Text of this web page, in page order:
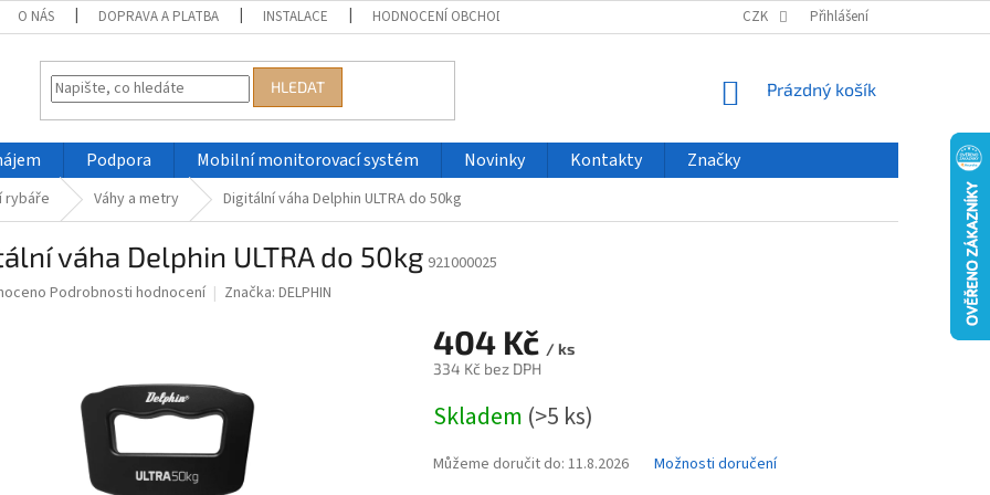
O NÁS DOPRAVA A PLATBA INSTALACE HODNOCENÍ OBCHODU VELKOOBCHOD ČASTO KLADENÉ DOTAZY
CZK Přihlášení
HLEDAT
NÁKUPNÍ
Prázdný košík
Podpora Mobilní monitorovací systém Novinky Kontakty Značky
rybáře Váhy a metry Digitální váha Delphin ULTRA do 50kg
váha Delphin ULTRA do 50kg 921000025
Podrobnosti hodnocení Značka: DELPHIN
404 Kč / ks
334 Kč bez DPH
cena:
Skladem (>5 ks)
Můžeme doručit do: 11.8.2026 Možnosti doručení